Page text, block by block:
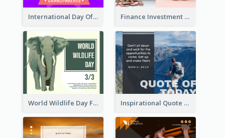
International Day Of Grandparents Facebook Post Finance Investment Quote Facebook Post
World Wildlife Day Facebook Post Inspirational Quote Of Today Facebook Post